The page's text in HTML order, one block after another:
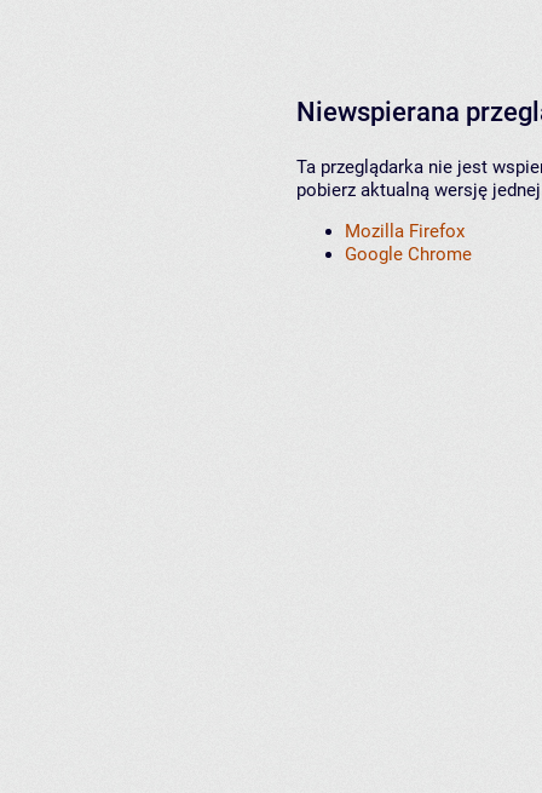
Niewspierana
Ta przeglądarka nie jest
pobierz aktualną wersję
Mozilla Firefox
Google Chrome